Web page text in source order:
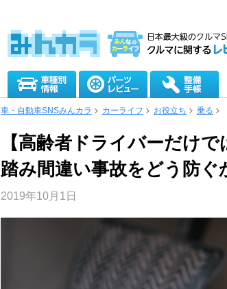
車・自動車SNSみんカラ カーライフ お役立ち 乗る
【高齢者ドライバーだけ
踏み間違い事故をどう防ぐ
2019年10月1日